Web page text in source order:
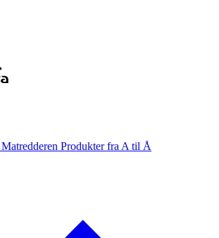
Matredderen Produkter fra A til Å